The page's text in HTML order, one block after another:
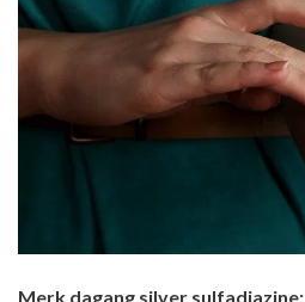
Merk dagang silver sulfadiazine: